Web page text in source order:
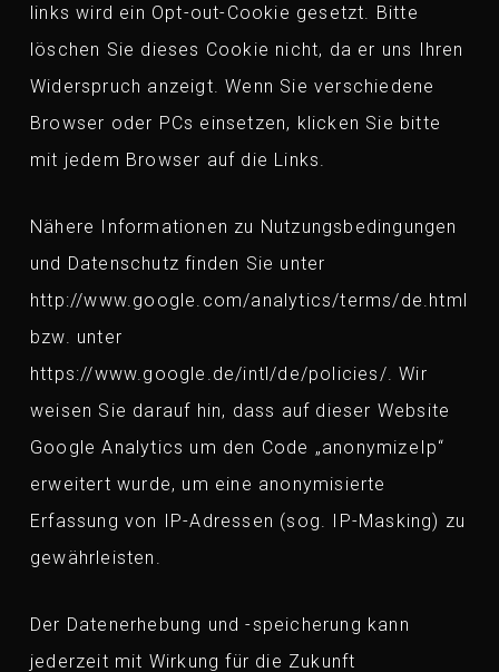
links wird ein Opt-out-Cookie gesetzt. Bitte
löschen Sie dieses Cookie nicht, da er uns Ihren
Widerspruch anzeigt. Wenn Sie verschiedene
Browser oder PCs einsetzen, klicken Sie bitte
mit jedem Browser auf die Links.
Nähere Informationen zu Nutzungsbedingungen
und Datenschutz finden Sie unter
http://www.google.com/analytics/terms/de.html
bzw. unter
https://www.google.de/intl/de/policies/. Wir
weisen Sie darauf hin, dass auf dieser Website
Google Analytics um den Code „anonymizeIp“
erweitert wurde, um eine anonymisierte
Erfassung von IP-Adressen (sog. IP-Masking) zu
gewährleisten.
Der Datenerhebung und -speicherung kann
jederzeit mit Wirkung für die Zukunft